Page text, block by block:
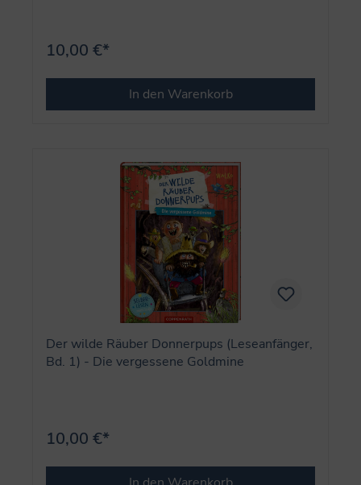
10,00 €*
In den Warenkorb
Der wilde Räuber Donnerpups (Leseanfänger,
Bd. 1) - Die vergessene Goldmine
10,00 €*